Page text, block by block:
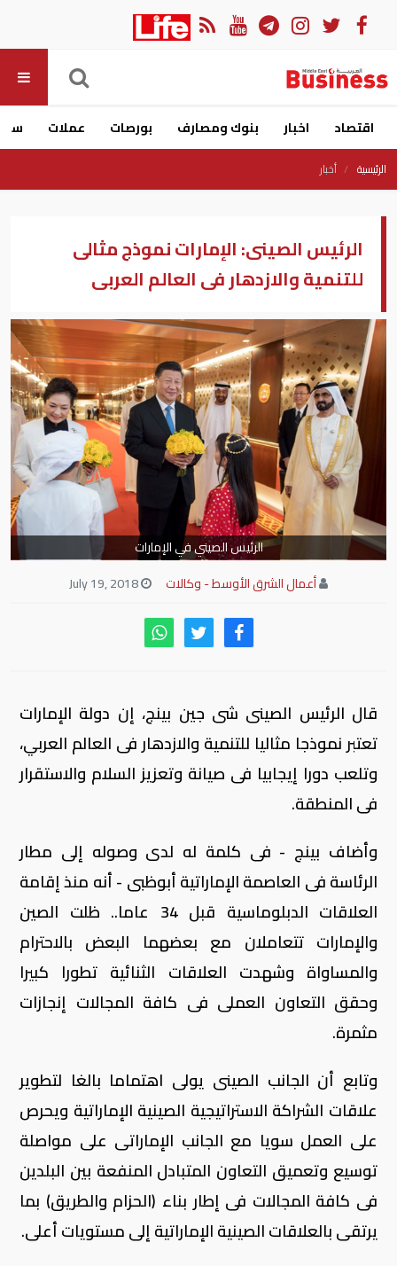
اقتصاد اخبار بنوك ومصارف بورصات عملات
الرئيسية أخبار
الرئيس الصينى: الإمارات نموذج مثالى
للتنمية والازدهار فى العالم العربى
الرئيس الصيني في الإمارات
أعمال الشرق الأوسط - وكالات
قال الرئيس الصينى شى جين بينج، إن دولة الإمارات
تعتبر نموذجا مثاليا للتنمية والازدهار فى العالم العربي،
وتلعب دورا إيجابيا فى صيانة وتعزيز السلام والاستقرار
فى المنطقة.
وأضاف بينج - فى كلمة له لدى وصوله إلى مطار
الرئاسة فى العاصمة الإماراتية أبوظبى - أنه منذ إقامة
العلاقات الدبلوماسية قبل 34 عاما.. ظلت الصين
والإمارات تتعاملان مع بعضهما البعض بالاحترام
والمساواة وشهدت العلاقات الثنائية تطورا كبيرا
وحقق التعاون العملى فى كافة المجالات إنجازات
مثمرة.
وتابع أن الجانب الصينى يولى اهتماما بالغا لتطوير
علاقات الشراكة الاستراتيجية الصينية الإماراتية ويحرص
على العمل سويا مع الجانب الإماراتى على مواصلة
توسيع وتعميق التعاون المتبادل المنفعة بين البلدين
فى كافة المجالات فى إطار بناء (الحزام والطريق) بما
يرتقى بالعلاقات الصينية الإماراتية إلى مستويات أعلى.